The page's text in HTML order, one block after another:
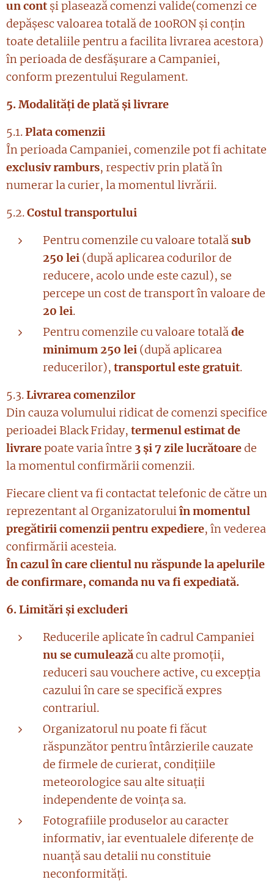
un cont și plasează comenzi valide(comenzi ce
depășesc valoarea totală de 100RON și conțin
toate detaliile pentru a facilita livrarea acestora)
în perioada de desfășurare a Campaniei,
conform prezentului Regulament.
5. Modalități de plată și livrare
5.1.Plata comenzii
În perioada Campaniei, comenzile pot fi achitate
exclusiv ramburs, respectiv prin plată în
numerar la curier, la momentul livrării.
5.2.Costul transportului
Pentru comenzile cu valoare totală sub
250 lei (după aplicarea codurilor de
reducere, acolo unde este cazul), se
percepe un cost de transport în valoare de
20 lei.
Pentru comenzile cu valoare totalăde
minimum 250 lei (după aplicarea
reducerilor), transportul este gratuit.
5.3.Livrarea comenzilor
Din cauza volumului ridicat de comenzi specifice
perioadei Black Friday, termenul estimat de
livrarepoate varia între 3 și 7 zile lucrătoarede
la momentul confirmării comenzii.
Fiecare client va fi contactat telefonic de către un
reprezentant al Organizatoruluiîn momentul
pregătirii comenzii pentru expediere, în vederea
confirmării acesteia.
În cazul în care clientul nu răspunde la apelurile
de confirmare, comanda nu va fi expediată.
6. Limitări și excluderi
Reducerile aplicate în cadrul Campaniei
nu se cumuleazăcu alte promoții,
reduceri sau vouchere active, cu excepția
cazului în care se specifică expres
contrariul.
Organizatorul nu poate fi făcut
răspunzător pentru întârzierile cauzate
de firmele de curierat, condițiile
meteorologice sau alte situații
independente de voința sa.
Fotografiile produselor au caracter
informativ, iar eventualele diferențe de
nuanță sau detalii nu constituie
neconformități.